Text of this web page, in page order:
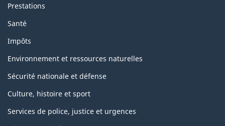
Prestations
Santé
Impôts
Environnement et ressources naturelles
Sécurité nationale et défense
Culture, histoire et sport
Services de police, justice et urgences